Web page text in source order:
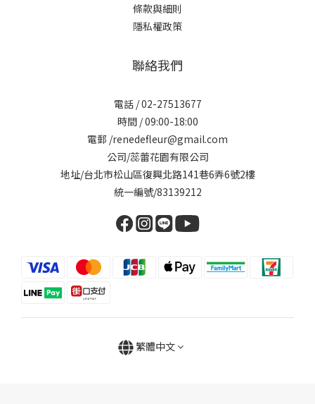
條款與細則
隱私權政策
聯絡我們
電話 / 02-27513677
時間 / 09:00-18:00
電郵 /renedefleur@gmail.com
公司/蕊蕾花園有限公司
地址/台北市松山區復興北路141巷6弄6號2樓
統一編號/83139212
繁體中文